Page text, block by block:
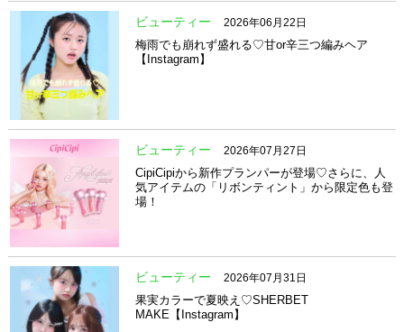
ビューティー 2026年06月22日
梅雨でも崩れず盛れる♡甘or辛三つ編みヘア
【Instagram】
ビューティー 2026年07月27日
CipiCipiから新作プランパーが登場♡さらに、人
気アイテムの「リボンティント」から限定色も登
場！
ビューティー 2026年07月31日
果実カラーで夏映え♡SHERBET
MAKE【Instagram】